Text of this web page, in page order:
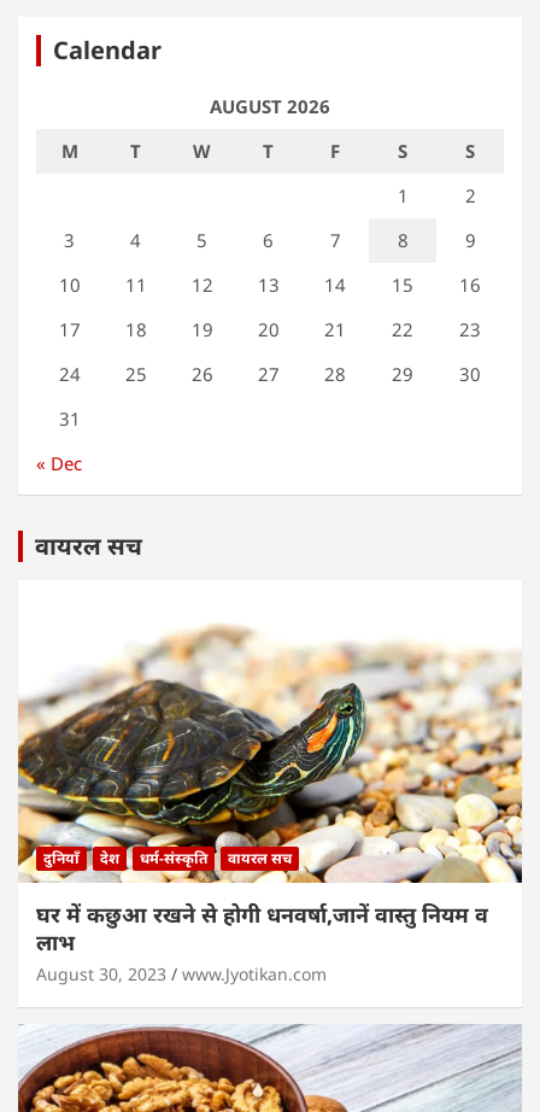
Calendar
AUGUST 2026
M
T W T F S
S
1
2
3
4 5 6 7 8
9
10
11 12 13 14 15
16
17
18 19 20 21 22
23
24
25 26 27 28 29
30
31
« Dec
वायरल सच
दुनियाँ देश धर्म-संस्कृति वायरल सच
घर में कछुआ रखने से होगी धनवर्षा,जानें वास्तु नियम व
लाभ
August 30, 2023 www.Jyotikan.com